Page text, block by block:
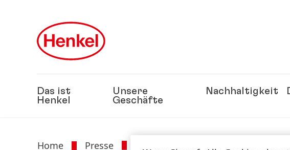
Das ist
Henkel
Unsere
Geschäfte
Nachhaltigkeit
Home Presse